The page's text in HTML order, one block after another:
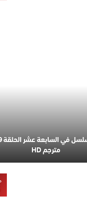
مسلسل في
مترجم HD